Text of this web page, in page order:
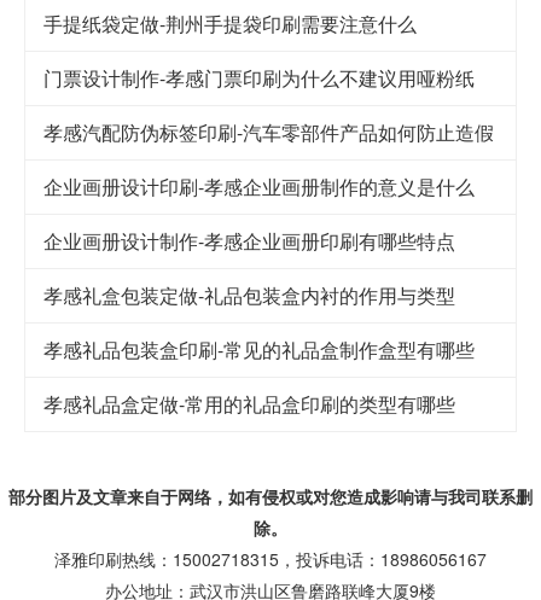
手提纸袋定做-荆州手提袋印刷需要注意什么
门票设计制作-孝感门票印刷为什么不建议用哑粉纸
孝感汽配防伪标签印刷-汽车零部件产品如何防止造假
企业画册设计印刷-孝感企业画册制作的意义是什么
企业画册设计制作-孝感企业画册印刷有哪些特点
孝感礼盒包装定做-礼品包装盒内衬的作用与类型
孝感礼品包装盒印刷-常见的礼品盒制作盒型有哪些
孝感礼品盒定做-常用的礼品盒印刷的类型有哪些
部分图片及文章来自于网络，如有侵权或对您造成影响请与我司联系删
除。
泽雅印刷热线：15002718315，投诉电话：18986056167
办公地址：武汉市洪山区鲁磨路联峰大厦9楼